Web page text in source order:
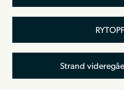
Strand